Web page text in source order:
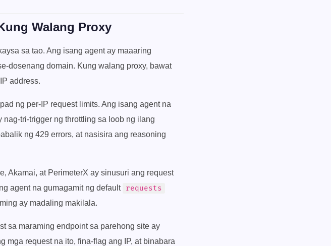
Walang Proxy
sa tao. Ang isang agent ay maaaring
dosenang domain. Kung walang proxy, bawat
address.
ng per-IP request limits. Ang isang agent na
tri-trigger ng throttling sa loob ng ilang
ng 429 errors, at nasisira ang reasoning
Akamai, at PerimeterX ay sinusuri ang request
agent na gumagamit ng default requests
ay madaling makilala.
sa maraming endpoint sa parehong site ay
mga request na ito, fina-flag ang IP, at binabara